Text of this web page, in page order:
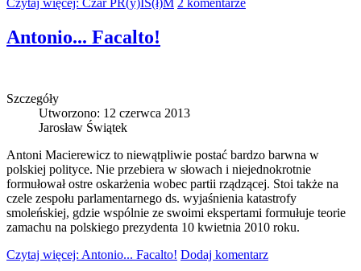
Czytaj więcej: Czar PR(y)IS(ł)M 2 komentarze
Antonio... Facalto!
Szczegóły
Utworzono: 12 czerwca 2013
Jarosław Świątek
Antoni Macierewicz to niewątpliwie postać bardzo barwna w
polskiej polityce. Nie przebiera w słowach i niejednokrotnie
formułował ostre oskarżenia wobec partii rządzącej. Stoi także na
czele zespołu parlamentarnego ds. wyjaśnienia katastrofy
smoleńskiej, gdzie wspólnie ze swoimi ekspertami formułuje teorie
zamachu na polskiego prezydenta 10 kwietnia 2010 roku.
Czytaj więcej: Antonio... Facalto! Dodaj komentarz